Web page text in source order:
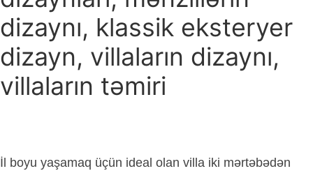
dizaynı, klassik eksteryer
dizayn, villaların dizaynı,
villaların təmiri
İl boyu yaşamaq üçün ideal olan villa iki mərtəbədən